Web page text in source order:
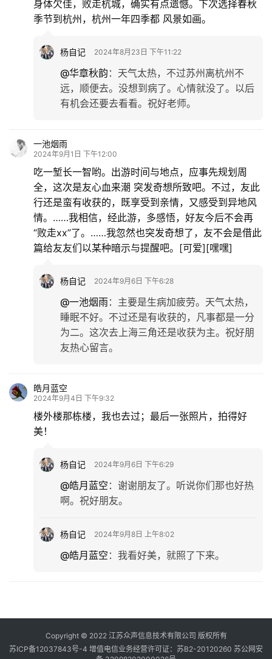
身体欠佳，败走杭城，确实有点遗憾。下次选择春秋
季节到杭州，杭州一年四季都 风景如画。
杨自记 2024年8月23日 下午11:22
@华章秋韵 ： 天气太热，不过苏州离杭州不
远，顺便去。没想到病了。心情就没了。以后
有机会还要去看看。祝好老师。
一池烟雨
2024年9月1日 下午12:00
吃一堑长一智哟。出游时间与地点，应事先规划周
全，这次是友心血来潮 突发奇想所致吧。不过，友此
行还是蛮有收获的，既享受到亲情，又感受到异地风
情。……我相信，经此游，多感悟，好友今后不会再
“败走xx”了。……我忽然也突发奇想了，友不会是借此
篇给友友们以某种暗示与提醒吧。[可爱][嘿嘿]
杨自记 2024年9月6日 下午6:28
@一池烟雨： 主要是生病加疲劳。天气太热，
睡眠不好。不过还是有收获的，凡事都是一分
为二。这次去上海三角还是收获为主。祝好朋
友热心留言。
皓月蓝空
2024年9月4日 下午9:32
楼外楼那栋楼，我也去过；最后一张照片，拍得好
美！
杨自记 2024年9月6日 下午6:29
@皓月蓝空 ： 谢谢朋友了。听说你们那也好热
啊。祝好朋友。
杨自记 2024年9月8日 上午8:02
@皓月蓝空 ： 我看好美，就照了下来。
Copyright © 2022 江苏众声信息技术有限公司 版权所有
苏ICP备12037843号-4 增值电信业务经营许可证：苏B2-20120260 苏公网安